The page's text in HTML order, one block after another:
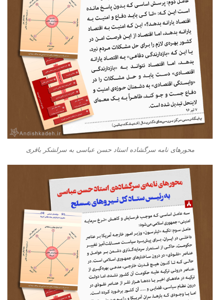
محورهای نامه سرگشاده استاد حسن عباسی به سرلشکر باقری